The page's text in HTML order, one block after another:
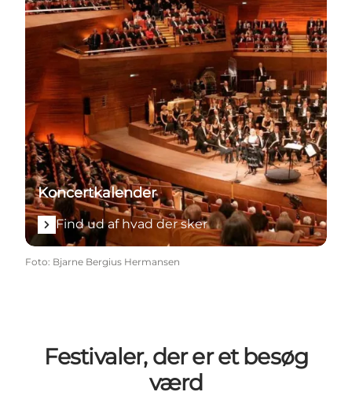
Koncertkalender
Find ud af hvad der sker
Foto: Bjarne Bergius Hermansen
Festivaler, der er et besøg
værd